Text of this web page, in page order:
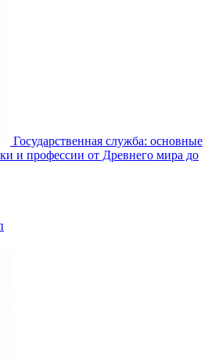
Государственная служба: основные
и профессии от Древнего мира до